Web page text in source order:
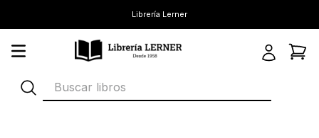
Librería Lerner
Buscar libros